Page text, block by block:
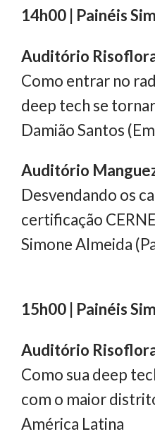
14h00 | Painéis
Auditório
Como entrar no
deep tech se
Damião Santos
Auditório
Desvendando os
certificação CERNE
Simone Almeida
15h00 | Painéis
Auditório
Como sua deep
com o maior
América Latina